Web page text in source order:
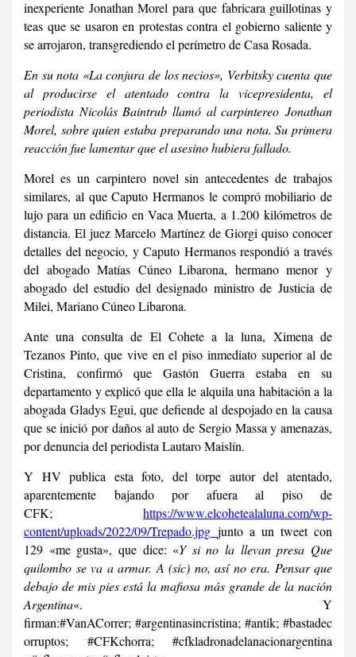
inexperiente Jonathan Morel para que fabricara guillotinas y
teas que se usaron en protestas contra el gobierno saliente y
se arrojaron, transgrediendo el perímetro de Casa Rosada.
En su nota «La conjura de los necios», Verbitsky cuenta que
al producirse el atentado contra la vicepresidenta, el
periodista Nicolás Baintrub llamó alcarpintereo Jonathan
Morel, sobre quien estaba preparando una nota. Su primera
reacción fue lamentar que el asesino hubiera fallado.
Morel es un carpintero novel sin antecedentes de trabajos
similares, al que Caputo Hermanos le compró mobiliario de
lujo para un edificio en Vaca Muerta, a 1.200 kilómetros de
distancia. El juez Marcelo Martínez de Giorgi quiso conocer
detalles del negocio, y Caputo Hermanos respondió a través
del abogado Matías Cúneo Libarona, hermano menor y
abogado del estudio del designado ministro de Justicia de
Milei, Mariano Cúneo Libarona.
Ante una consulta de El Cohete a la luna, Ximena de
Tezanos Pinto, que vive en el piso inmediato superior al de
Cristina, confirmó que Gastón Guerra estaba en su
departamento y explicó que ella le alquila una habitación a la
abogada Gladys Egui, que defiende al despojado en la causa
que se inició por daños al auto de Sergio Massa y amenazas,
por denuncia del periodista Lautaro Maislín.
Y HV publica esta foto, del torpe autor del atentado,
aparentemente bajando por afuera al piso de
CFK; https://www.elcohetealaluna.com/wp-
content/uploads/2022/09/Trepado.jpg junto a un tweet con
129 «me gusta», que dice: «Y si no la llevan presa Que
quilombo se va a armar. A (sic) no, así no era. Pensar que
debajo de mis pies está la mafiosa más grande de la nación
Argentina«. Y
firman:#VanACorrer; #argentinasincristina; #antik; #bastadec
orruptos; #CFKchorra; #cfkladronadelanacionargentina